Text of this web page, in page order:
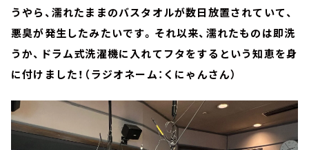
うやら、濡れたままのバスタオルが数日放置されていて、
悪臭が発生したみたいです。それ以来、濡れたものは即洗
うか、ドラム式洗濯機に入れてフタをするという知恵を身
に付けました！（ラジオネーム：くにゃんさん）